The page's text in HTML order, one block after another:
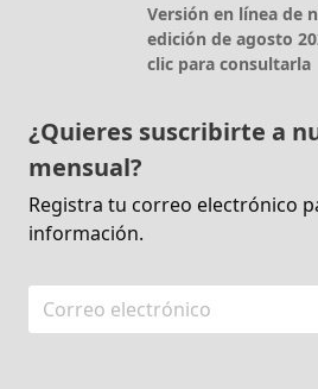
Versión en línea de
edición de agosto
clic para consultarla
¿Quieres suscribirte a
mensual?
Registra tu correo electrónico
información.